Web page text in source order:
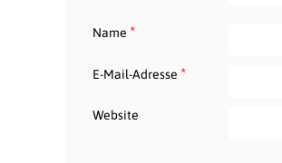
Name *
E-Mail-Adresse *
Website